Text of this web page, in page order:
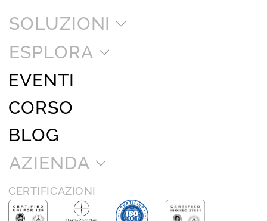
SOLUZIONI
ESPLORA
EVENTI
CORSO
BLOG
AZIENDA
CERTIFICAZIONI